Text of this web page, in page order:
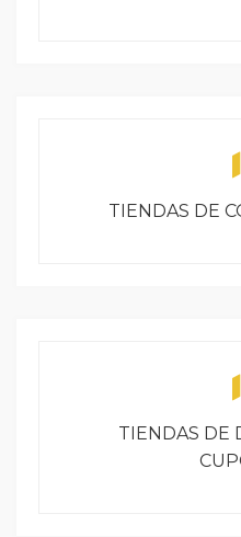
TIENDAS DE
TIENDAS DE